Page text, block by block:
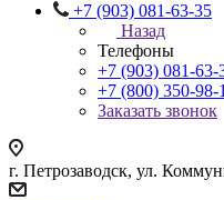
+7 (903) 081-63-35
Назад
Телефоны
+7 (903) 081-63-
+7 (800) 350-98-
Заказать звонок
г. Петрозаводск, ул.